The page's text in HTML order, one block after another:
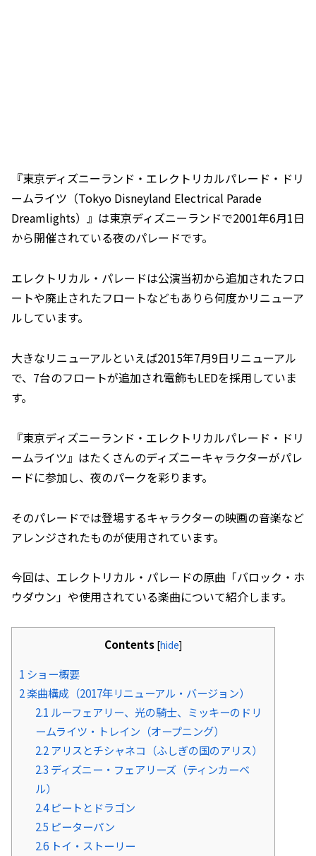
『東京ディズニーランド・エレクトリカルパレード・ドリ
ームライツ（Tokyo Disneyland Electrical Parade
Dreamlights）』は東京ディズニーランドで2001年6月1日
から開催されている夜のパレードです。
エレクトリカル・パレードは公演当初から追加されたフロ
ートや廃止されたフロートなどもありら何度かリニューア
ルしています。
大きなリニューアルといえば2015年7月9日リニューアル
で、7台のフロートが追加され電飾もLEDを採用していま
す。
『東京ディズニーランド・エレクトリカルパレード・ドリ
ームライツ』はたくさんのディズニーキャラクターがパレ
ードに参加し、夜のパークを彩ります。
そのパレードでは登場するキャラクターの映画の音楽など
アレンジされたものが使用されています。
今回は、エレクトリカル・パレードの原曲「バロック・ホ
ウダウン」や使用されている楽曲について紹介します。
Contents [hide]
1 ショー概要
2楽曲構成（2017年リニューアル・バージョン）
2.1 ルーフェアリー、光の騎士、ミッキーのドリ
ームライツ・トレイン（オープニング）
2.2アリスとチシャネコ（ふしぎの国のアリス）
2.3 ディズニー・フェアリーズ（ティンカーベ
ル）
2.4ピートとドラゴン
2.5 ピーターパン
2.6トイ・ストーリー